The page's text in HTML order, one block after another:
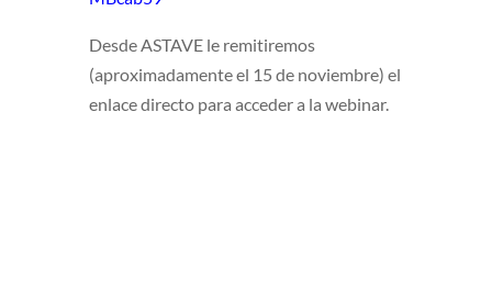
Desde ASTAVE le remitiremos
(aproximadamente el 15 de noviembre) el
enlace directo para acceder a la webinar.